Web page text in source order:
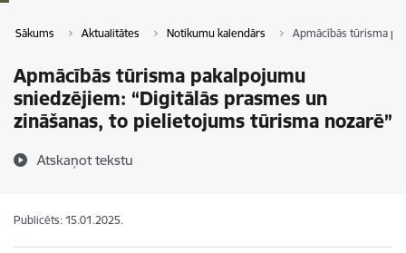
Sākums Aktualitātes Notikumu kalendārs Apmācībās tūrisma
Apmācībās tūrisma pakalpojumu
sniedzējiem: “Digitālās prasmes un
zināšanas, to pielietojums tūrisma nozarē”
Atskaņot tekstu
Publicēts: 15.01.2025.